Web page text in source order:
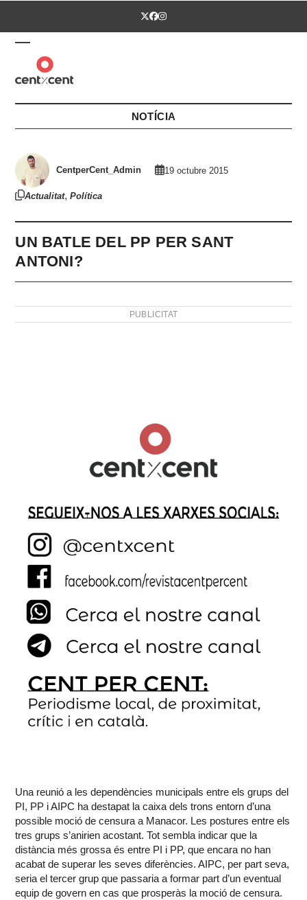
Twitter
Facebook
Instagram
Open
mobile
menu
Close
mobile
menu
NOTÍCIA
CentperCent_Admin 19 octubre 2015
Actualitat,Política
UN BATLE DEL PP PER SANT
ANTONI?
PUBLICITAT
Una reunió a les dependències municipals entre els grups del
PI, PP i AIPC ha destapat la caixa dels trons entorn d’una
possible moció de censura a Manacor. Les postures entre els
tres grups s’anirien acostant. Tot sembla indicar que la
distància més grossa és entre PI i PP, que encara no han
acabat de superar les seves diferències. AIPC, per part seva,
seria el tercer grup que passaria a formar part d’un eventual
equip de govern en cas que prosperàs la moció de censura.